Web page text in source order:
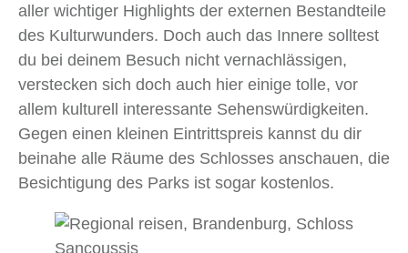
aller wichtiger Highlights der externen Bestandteile
des Kulturwunders. Doch auch das Innere solltest
du bei deinem Besuch nicht vernachlässigen,
verstecken sich doch auch hier einige tolle, vor
allem kulturell interessante Sehenswürdigkeiten.
Gegen einen kleinen Eintrittspreis kannst du dir
beinahe alle Räume des Schlosses anschauen, die
Besichtigung des Parks ist sogar kostenlos.